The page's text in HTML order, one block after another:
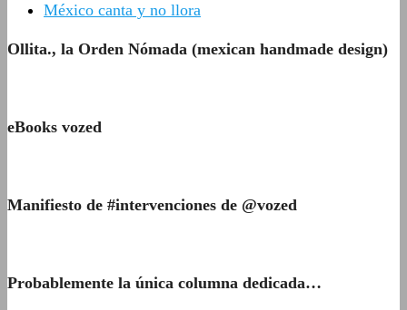
México canta y no llora
Ollita., la Orden Nómada (mexican handmade design)
eBooks vozed
Manifiesto de #intervenciones de @vozed
Probablemente la única columna dedicada…